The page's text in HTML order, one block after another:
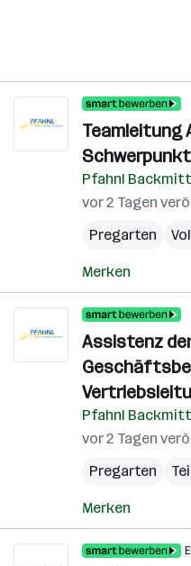
Pfahnl
vor 2 Tagen
Pregarten
Merken
Assistenz
Pfahnl
vor 2 Tagen
Pregarten
Merken